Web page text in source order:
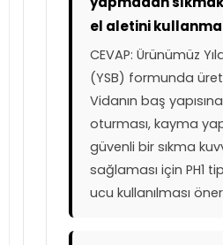
el aletini
CEVAP: Ürünümüz
(YSB) formunda
Vidanın baş
oturması, kayma
güvenli bir sıkma
sağlaması için PH1
ucu kullanılması